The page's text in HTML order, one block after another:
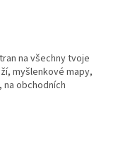
na všechny tvoje
myšlenkové mapy,
obchodních